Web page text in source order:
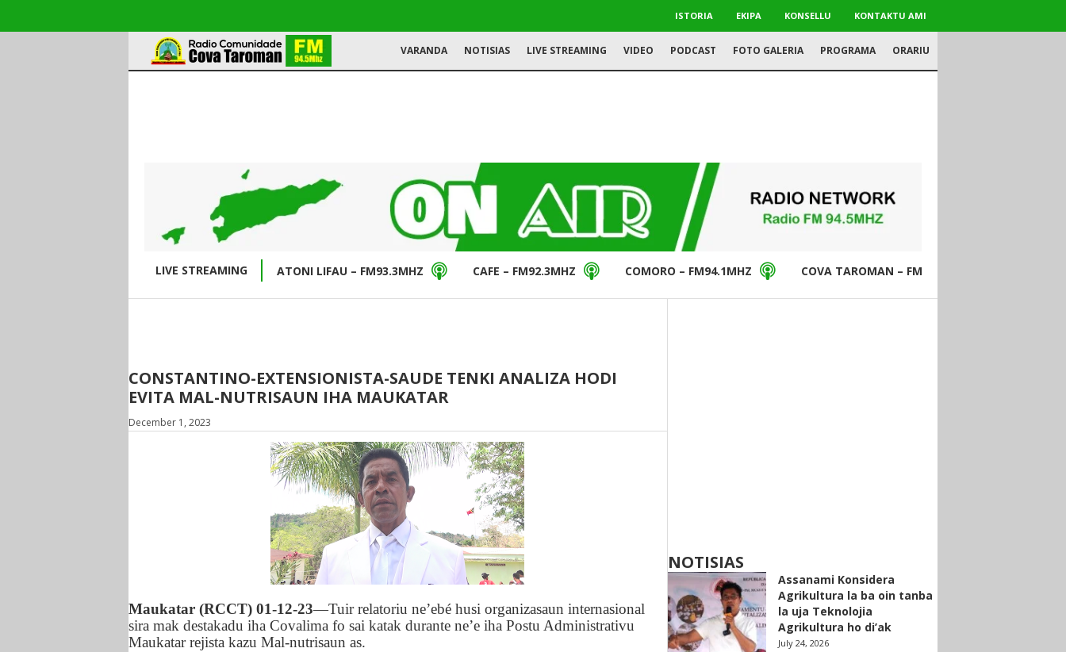
ISTORIA EKIPA KONSELLU KONTAKTU AMI
VARANDA NOTISIAS LIVE STREAMING VIDEO PODCAST FOTO GALERIA PROGRAMA ORARIU
LIVE STREAMING ATONI LIFAU – FM93.3MHZ CAFE – FM92.3MHZ COMORO – FM94.1MHZ COVA TAROMAN – FM94.5MHZ
CONSTANTINO-EXTENSIONISTA-SAUDE TENKI ANALIZA HODI
EVITA MAL-NUTRISAUN IHA MAUKATAR
December 1, 2023
Maukatar (RCCT) 01-12-23—Tuir relatoriu ne’ebé husi organizasaun internasional
sira mak destakadu iha Covalima fo sai katak durante ne’e iha Postu Administrativu
Maukatar rejista kazu Mal-nutrisaun as.
NOTISIAS
Assanami Konsidera
Agrikultura la ba oin tanba
la uja Teknolojia
Agrikultura ho di’ak
July 24, 2026